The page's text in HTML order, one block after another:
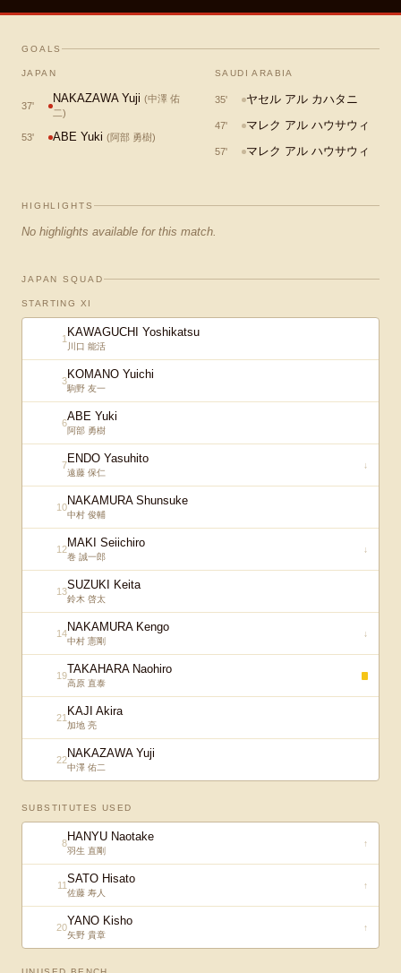
GOALS
JAPAN
37'
NAKAZAWA Yuji (中澤 佑
二)
53' ABE Yuki (阿部 勇樹)
SAUDI ARABIA
35' ヤセル アル カハタニ
47' マレク アル ハウサウィ
57' マレク アル ハウサウィ
HIGHLIGHTS
No highlights available for this match.
JAPAN SQUAD
STARTING XI
1 KAWAGUCHI Yoshikatsu
川口 能活
3KOMANO Yuichi
駒野 友一
6ABE Yuki
阿部 勇樹
7ENDO Yasuhito
遠藤 保仁
↓
10NAKAMURA Shunsuke
中村 俊輔
12MAKI Seiichiro
巻 誠一郎
↓
13SUZUKI Keita
鈴木 啓太
14NAKAMURA Kengo
中村 憲剛
↓
19TAKAHARA Naohiro
高原 直泰
21 KAJI Akira
加地 亮
22NAKAZAWA Yuji
中澤 佑二
SUBSTITUTES USED
8HANYU Naotake
羽生 直剛
↑
11SATO Hisato
佐藤 寿人
↑
20YANO Kisho
矢野 貴章
↑